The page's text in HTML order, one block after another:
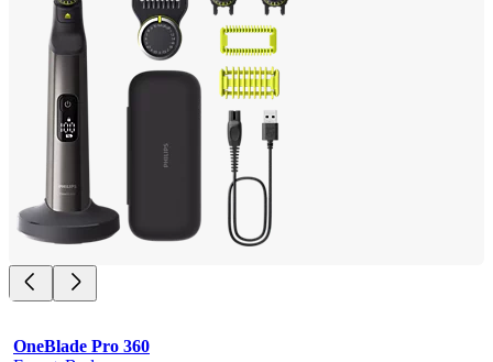
OneBlade Pro 360